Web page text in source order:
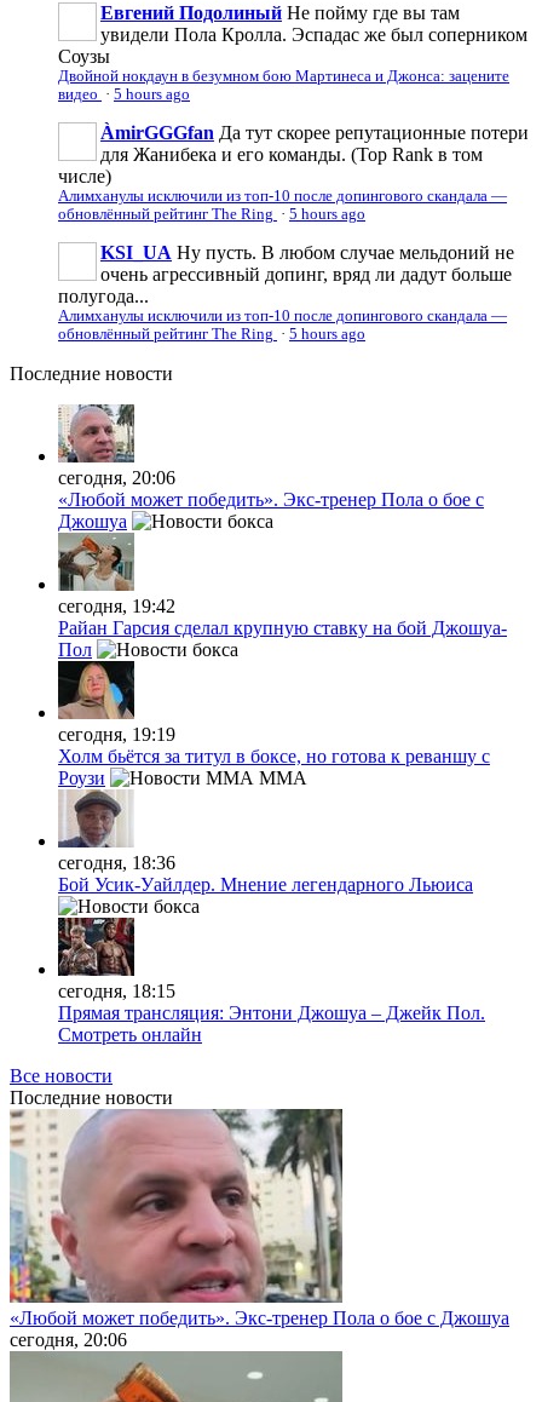
Евгений Подолиный Не пойму где вы там
увидели Пола Кролла. Эспадас же был соперником
Соузы
Двойной нокдаун в безумном бою Мартинеса и Джонса: зацените
видео · 5 hours ago
ÀmirGGGfan Да тут скорее репутационные потери
для Жанибека и его команды. (Top Rank в том
числе)
Алимханулы исключили из топ-10 после допингового скандала —
обновлённый рейтинг The Ring · 5 hours ago
KSI_UA Ну пусть. В любом случае мельдоний не
очень агрессивньій допинг, вряд ли дадут больше
полугода...
Алимханулы исключили из топ-10 после допингового скандала —
обновлённый рейтинг The Ring · 5 hours ago
Последние новости
сегодня, 20:06
«Любой может победить». Экс-тренер Пола о бое с
Джошуа
сегодня, 19:42
Райан Гарсия сделал крупную ставку на бой Джошуа-
Пол
сегодня, 19:19
Холм бьётся за титул в боксе, но готова к реваншу с
Роузи
MMA
сегодня, 18:36
Бой Усик-Уайлдер. Мнение легендарного Льюиса
сегодня, 18:15
Прямая трансляция: Энтони Джошуа – Джейк Пол.
Смотреть онлайн
Все новости
Последние новости
«Любой может победить». Экс-тренер Пола о бое с Джошуа
сегодня, 20:06